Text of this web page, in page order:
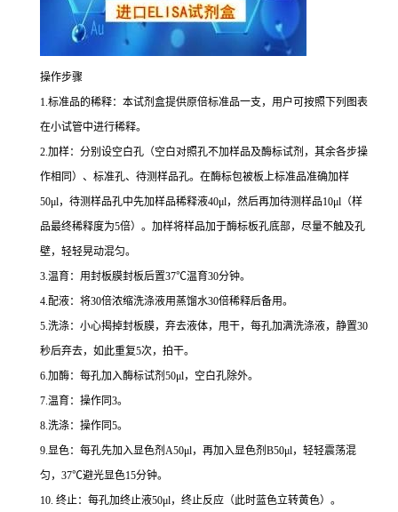
操作步骤
1.标准品的稀释：本试剂盒提供原倍标准品一支，用户可按照下列图表
在小试管中进行稀释。
2.加样：分别设空白孔（空白对照孔不加样品及酶标试剂，其余各步操
作相同）、标准孔、待测样品孔。在酶标包被板上标准品准确加样
50μl，待测样品孔中先加样品稀释液40μl，然后再加待测样品10μl （样
品最终稀释度为5倍）。加样将样品加于酶标板孔底部，尽量不触及孔
壁，轻轻晃动混匀。
3.温育：用封板膜封板后置37℃温育30分钟。
4.配液：将30倍浓缩洗涤液用蒸馏水30倍稀释后备用。
5.洗涤：小心揭掉封板膜，弃去液体，甩干，每孔加满洗涤液，静置30
秒后弃去，如此重复5次，拍干。
6.加酶：每孔加入酶标试剂 50μl，空白孔除外。
7.温育：操作同 3。
8.洗涤：操作同 5。
9.显色：每孔先加入显色剂 A50μl，再加入显色剂 B50μl，轻轻震荡混
匀， 37℃避光显色15分钟。
10. 终止：每孔加终止液50μl，终止反应（此时蓝色立转黄色）。